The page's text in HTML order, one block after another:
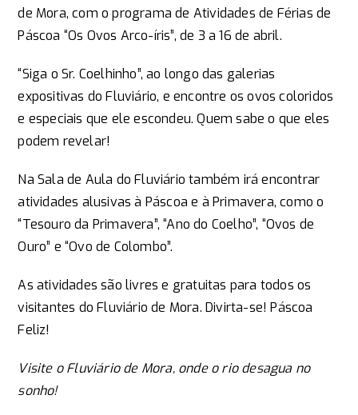
de Mora, com o programa de Atividades de Férias de
Páscoa “Os Ovos Arco-íris”, de 3 a 16 de abril.
“Siga o Sr. Coelhinho”, ao longo das galerias
expositivas do Fluviário, e encontre os ovos coloridos
e especiais que ele escondeu. Quem sabe o que eles
podem revelar!
Na Sala de Aula do Fluviário também irá encontrar
atividades alusivas à Páscoa e à Primavera, como o
“Tesouro da Primavera”, “Ano do Coelho”, “Ovos de
Ouro” e “Ovo de Colombo”.
As atividades são livres e gratuitas para todos os
visitantes do Fluviário de Mora. Divirta-se! Páscoa
Feliz!
Visite o Fluviário de Mora, onde o rio desagua no
sonho!